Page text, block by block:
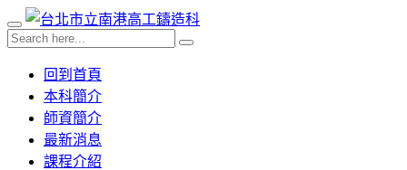
回到首頁
本科簡介
師資簡介
最新消息
課程介紹